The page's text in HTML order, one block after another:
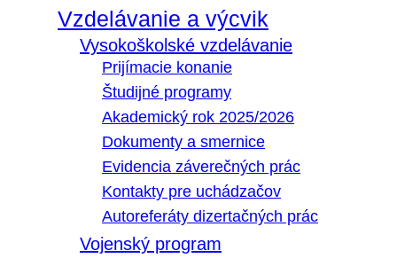
Vzdelávanie a výcvik
Vysokoškolské vzdelávanie
Prijímacie konanie
Študijné programy
Akademický rok 2025/2026
Dokumenty a smernice
Evidencia záverečných prác
Kontakty pre uchádzačov
Autoreferáty dizertačných prác
Vojenský program